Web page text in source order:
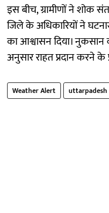
इस बीच, ग्रामीणों ने शोक
जिले के अधिकारियों ने
का आश्वासन दिया।
अनुसार राहत प्रदान करने के
Weather Alert uttarpadesh